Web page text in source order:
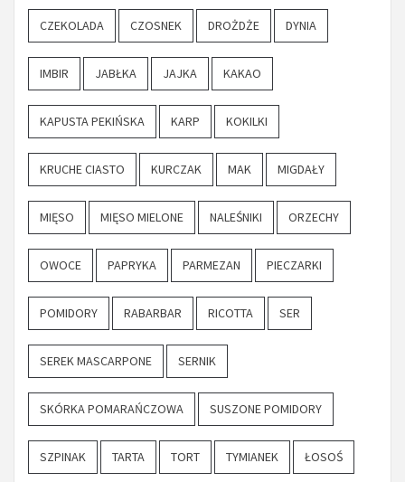
CZEKOLADA CZOSNEK DROŻDŻE DYNIA
IMBIR JABŁKA JAJKA KAKAO
KAPUSTA PEKIŃSKA KARP KOKILKI
KRUCHE CIASTO KURCZAK MAK MIGDAŁY
MIĘSO MIĘSO MIELONE NALEŚNIKI ORZECHY
OWOCE PAPRYKA PARMEZAN PIECZARKI
POMIDORY RABARBAR RICOTTA SER
SEREK MASCARPONE SERNIK
SKÓRKA POMARAŃCZOWA SUSZONE POMIDORY
SZPINAK TARTA TORT TYMIANEK ŁOSOŚ